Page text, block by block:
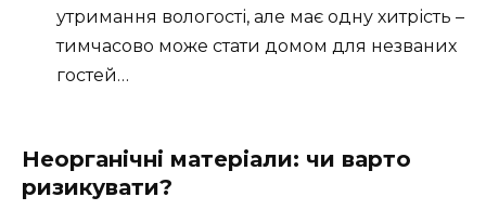
утримання вологості, але має одну хитрість –
тимчасово може стати домом для незваних
гостей…
Неорганічні матеріали: чи варто
ризикувати?